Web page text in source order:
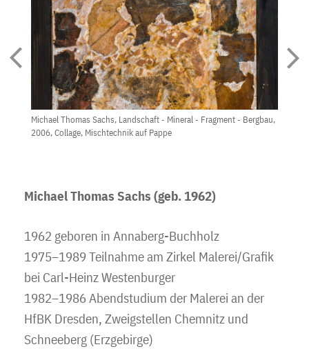
Michael Thomas Sachs, Landschaft - Mineral - Fragment - Bergbau,
2006, Collage, Mischtechnik auf Pappe
Michael Thomas Sachs (geb. 1962)
1962 geboren in Annaberg-Buchholz
1975–1989 Teilnahme am Zirkel Malerei/Grafik
bei Carl-Heinz Westenburger
1982–1986 Abendstudium der Malerei an der
HfBK Dresden, Zweigstellen Chemnitz und
Schneeberg (Erzgebirge)